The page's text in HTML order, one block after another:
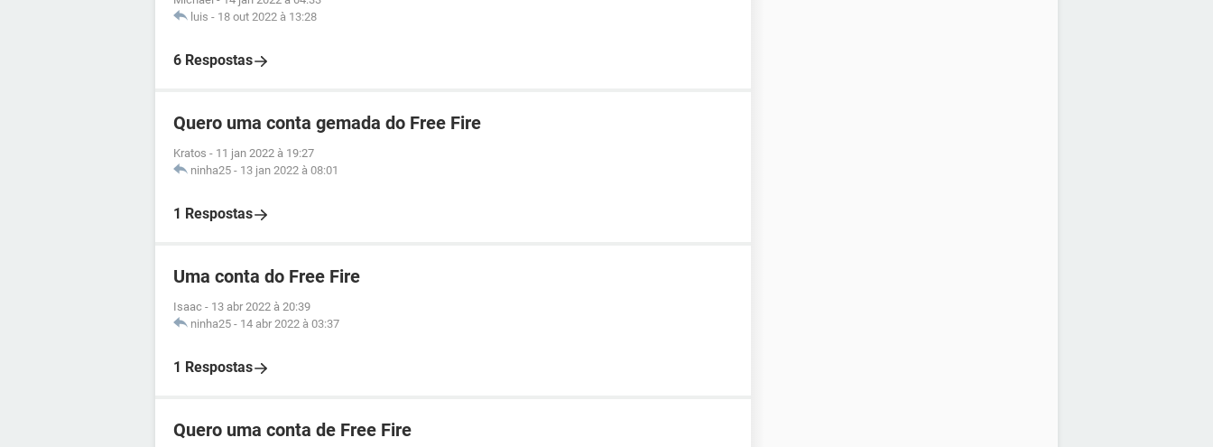
luis - 18 out 2022 à 13:28
6 Respostas
Quero uma conta gemada do Free Fire
Kratos - 11 jan 2022 à 19:27
ninha25 - 13 jan 2022 à 08:01
1 Respostas
Uma conta do Free Fire
Isaac - 13 abr 2022 à 20:39
ninha25 - 14 abr 2022 à 03:37
1 Respostas
Quero uma conta de Free Fire